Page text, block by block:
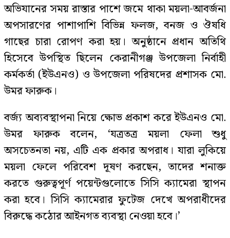
অভিযানের সময় রাস্তার পাশে জমে থাকা ময়লা-আবর্জনা
অপসারণের পাশাপাশি বিভিন্ন ফলজ, বনজ ও ঔষধি
গাছের চারা রোপণ করা হয়। অনুষ্ঠানে প্রধান অতিথি
হিসেবে উপস্থিত ছিলেন কেরানীগঞ্জ উপজেলা নির্বাহী
কর্মকর্তা (ইউএনও) ও উপজেলা পরিষদের প্রশাসক মো.
উমর ফারুক।
বর্জ্য অব্যবস্থাপনা নিয়ে ক্ষোভ প্রকাশ করে ইউএনও মো.
উমর ফারুক বলেন, ‘যত্রতত্র ময়লা ফেলা শুধু
অসচেতনতা নয়, এটি এক প্রকার অপরাধ। যারা লুকিয়ে
ময়লা ফেলে পরিবেশ দূষণ করছেন, তাদের শনাক্ত
করতে গুরুত্বপূর্ণ পয়েন্টগুলোতে সিসি ক্যামেরা স্থাপন
করা হবে। সিসি ক্যামেরার ফুটেজ দেখে অপরাধীদের
বিরুদ্ধে কঠোর আইনগত ব্যবস্থা নেওয়া হবে।’